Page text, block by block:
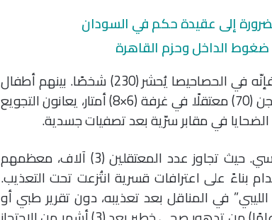
إلى عقيدة حكم في السودان
الداخل وحزم القاهرة
وبحسب التقرير الذي نُشر على موقع المرصد، فإنّه في الحصاحيصا يُحشر (230) شخصًا. بينهم أطفال
ونساء، في ظروف غير إنسانية، وفي رفاعة يُسجن (70) معتقلًا في غرفة (6×8) أمتار، يعانون التجويع
في مقابر سرّية بعد تصفيات جسدية.
وتشهد ود مدني، عاصمة الولاية، أسوأ المآسي. حيث تجاوز عدد المعتقلين (3) آلاف، معظمهم
بناءً على اعترافات قسرية انتُزعت تحت التعذيب.
في المناقل بعد تعذيبه، دون تقرير طبي أو